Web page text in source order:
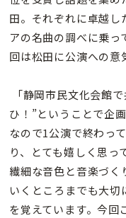
田。それぞれに卓越
アの名曲の調べに乗
回は松田に公演への意
「静岡市民文化会館
ひ！”ということで企
なので1公演で終わっ
り、とても嬉しく思っ
繊細な音色と音楽づく
いくところまでも大
を覚えています。今回